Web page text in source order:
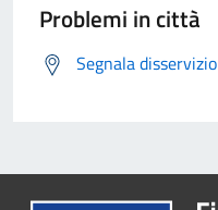
Problemi in città
Segnala disservizio